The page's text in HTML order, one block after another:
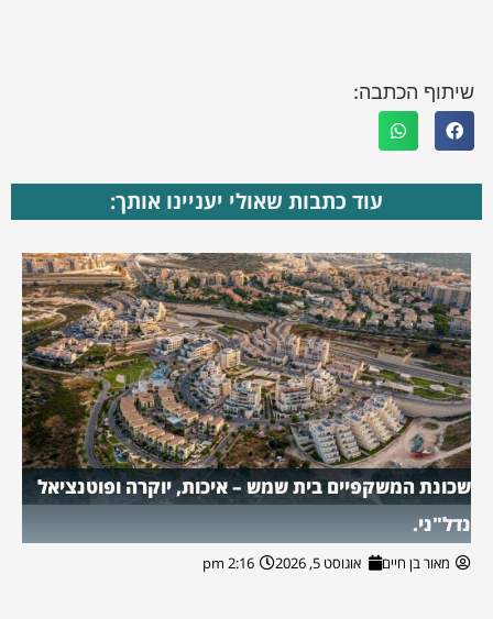
שיתוף הכתבה:
עוד כתבות שאולי יעניינו אותך:
שכונת המשקפיים בית שמש – איכות, יוקרה ופוטנציאל
נדל"ני.
מאור בן חיים אוגוסט 5, 2026 2:16 pm